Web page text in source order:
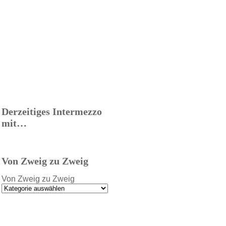
Derzeitiges Intermezzo
mit…
Von Zweig zu Zweig
Von Zweig zu Zweig